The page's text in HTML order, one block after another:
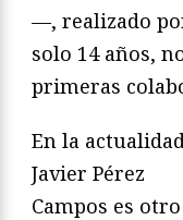
—, realizado
solo 14 años,
primeras
En la
Javier Pérez
Campos es otro